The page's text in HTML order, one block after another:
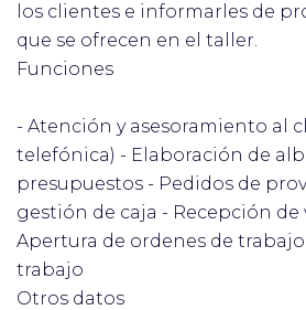
los clientes e informarles de
que se ofrecen en el taller.
Funciones
- Atención y asesoramiento al
telefónica) - Elaboración de
presupuestos - Pedidos de
gestión de caja - Recepción de
Apertura de ordenes de
trabajo
Otros datos